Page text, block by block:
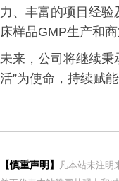
力、丰富的项目经
床样品GMP生产和
未来，公司将继续秉
活”为使命，持续赋
【慎重声明】
凡本站未注明